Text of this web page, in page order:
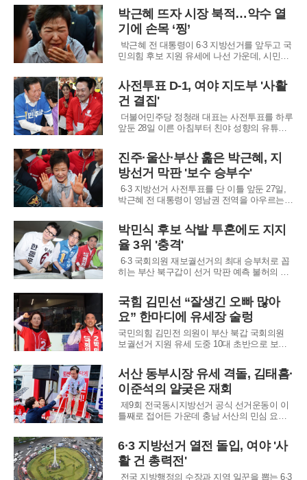
정원오 후보와 국민의힘 오세훈 후보는 29일
각각 강북과 서대문 일대를 누비며 중단됐던
선거 운동을 이어갔다. 하지만 사고 수습의 슬
픔이 가시기도 전에 양측은 서로의 아픈 곳을
파
박근혜 뜨자 시장 북적…악수 열
기에 손목 ‘찡’
박근혜 전 대통령이 6·3 지방선거를 앞두고 국
민의힘 후보 지원 유세에 나선 가운데, 시민들
한 모습이 포착됐다.박 전 대통령은 27일 경남
진주시 중앙시장을 찾아 박완수 경남지사 후보
와 한경호 진주시장 후보 등 국민의힘 후보들
에 대한 지지를 당부했다. 이날 시장 일대에
사전투표 D-1, 여야 지도부 '사활
건 결집'
더불어민주당 정청래 대표는 사전투표를 하루
앞둔 28일 이른 아침부터 친야 성향의 유튜브
호소했다. 정 대표는 이번 지방선거를 이재명
대통령의 국정 동력을 확보하기 위한 결정적인
분수령으로 규정하며, 정부의 안정적인 운영을
위해 민주 진보 진영이 하나로 뭉쳐야 한다고
진주·울산·부산 훑은 박근혜, 지
방선거 막판 '보수 승부수'
6·3 지방선거 사전투표를 단 이틀 앞둔 27일,
박근혜 전 대통령이 영남권 전역을 아우르는
구와 충청권을 거쳐 경남 진주와 울산, 부산 기
장까지 이어지는 박 전 대통령의 지원 유세는
보수 진영의 막판 결집을 이끌어내기 위한 국
민의힘의 승부수로 풀이된다. 유세 현장마
박민식 후보 삭발 투혼에도 지지
율 3위 '충격'
6·3 국회의원 재보궐선거의 최대 승부처로 꼽
히는 부산 북구갑이 선거 막판 예측 불허의 혼
령과 전재수 부산시장 후보의 전폭적인 지지를
받는 더불어민주당 하정우 후보의 무난한 승리
가 예상됐으나, 국민의힘을 탈당해 무소속으로
나선 한동훈 후보가 파죽지세의 상승세를 타면
서
국힘 김민선 “잘생긴 오빠 많아
요” 한마디에 유세장 술렁
국민의힘 김민전 의원이 부산 북갑 국회의원
보궐선거 지원 유세 도중 10대 초반으로 보이
고 말한 사실이 알려지며 논란이 일고 있다. 앞
서 김 의원은 더불어민주당 인사들의 이른바
‘오빠’ 발언을 강하게 비판한 바 있어, 정치권에
서는 부적절한 표현을 둘러싼 공방이 다시 불
붙는 분위
서산 동부시장 유세 격돌, 김태흠·
이준석의 얄궂은 재회
제9회 전국동시지방선거 공식 선거운동이 이
틀째로 접어든 가운데 충남 서산의 민심 요충
건 유세 대결이 펼쳐졌다. 국민의힘은 현직 도
지사인 김태흠 후보를 필두로 성일종 의원과
지역 출마자들이 총집결해 압도적인 조직력을
과시했다. 이들은 지방 권력의 안정을 강조하
6·3 지방선거 열전 돌입, 여야 '사
활 건 총력전'
전국 지방행정의 수장과 지역 일꾼을 뽑는 6·3